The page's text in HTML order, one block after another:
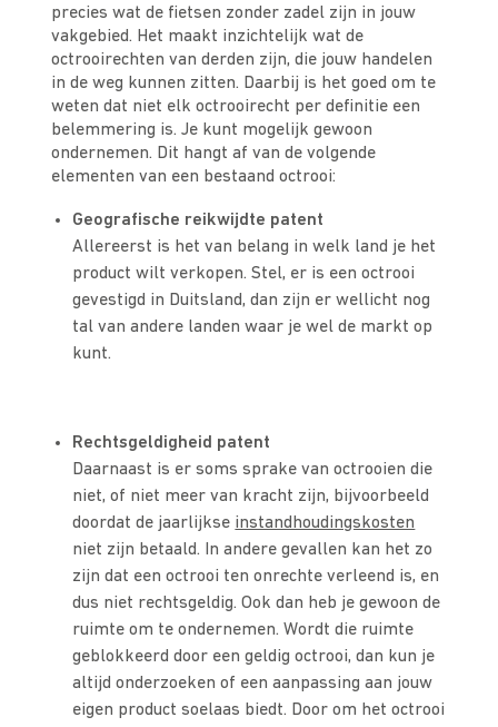
precies wat de fietsen zonder zadel zijn in jouw
vakgebied. Het maakt inzichtelijk wat de
octrooirechten van derden zijn, die jouw handelen
in de weg kunnen zitten. Daarbij is het goed om te
weten dat niet elk octrooirecht per definitie een
belemmering is. Je kunt mogelijk gewoon
ondernemen. Dit hangt af van de volgende
elementen van een bestaand octrooi:
Geografische reikwijdte patent
Allereerst is het van belang in welk land je het
product wilt verkopen. Stel, er is een octrooi
gevestigd in Duitsland, dan zijn er wellicht nog
tal van andere landen waar je wel de markt op
kunt.
Rechtsgeldigheid patent
Daarnaast is er soms sprake van octrooien die
niet, of niet meer van kracht zijn, bijvoorbeeld
doordat de jaarlijkse instandhoudingskosten
niet zijn betaald. In andere gevallen kan het zo
zijn dat een octrooi ten onrechte verleend is, en
dus niet rechtsgeldig. Ook dan heb je gewoon de
ruimte om te ondernemen. Wordt die ruimte
geblokkeerd door een geldig octrooi, dan kun je
altijd onderzoeken of een aanpassing aan jouw
eigen product soelaas biedt. Door om het octrooi